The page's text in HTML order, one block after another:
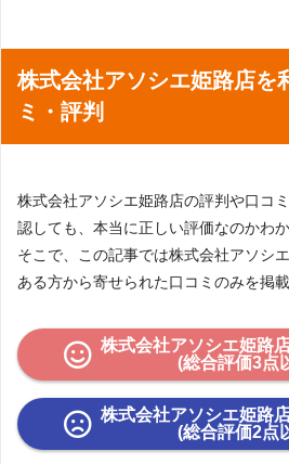
オフィス
広島県福
株式会社アソシエ姫路店を
ミ・評判
株式会社アソシエ姫路店の評判や口コ
認しても、本当に正しい評価なのかわ
そこで、この記事では株式会社アソシ
ある方から寄せられた口コミのみを掲載
株式会社アソシエ姫路
(総合評価3点
株式会社アソシエ姫路
(総合評価2点